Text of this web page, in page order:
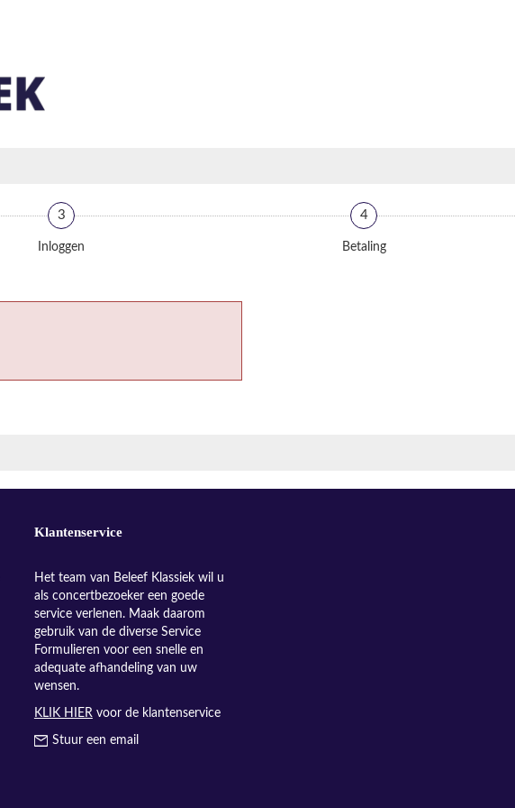
3
Inloggen
4
Betaling
Klantenservice
Het team van Beleef Klassiek wil u
als concertbezoeker een goede
service verlenen. Maak daarom
gebruik van de diverse Service
Formulieren voor een snelle en
adequate afhandeling van uw
wensen.
KLIK HIERvoor de klantenservice
Stuur een email